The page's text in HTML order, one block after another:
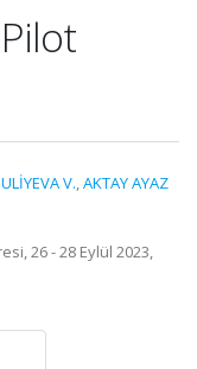
V.,AKTAY AYAZ
26 - 28 Eylül 2023,